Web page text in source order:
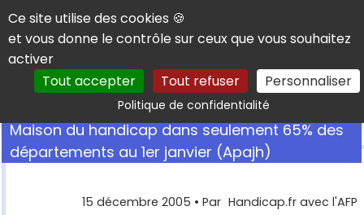
Panneau de gestion des cookies
Ce site utilise des cookies 🍪
et vous donne le contrôle sur ceux que vous souhaitez
activer
Tout accepter
Tout refuser Personnaliser
Politique de confidentialitéRechercher
Maison du handicap dans seulement 65% des
départements au 1er janvier (Apajh)
15 décembre 2005 • Par Handicap.fr avec l'AFP